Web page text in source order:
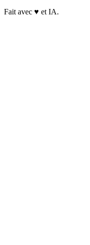
Fait avec ♥ et IA.